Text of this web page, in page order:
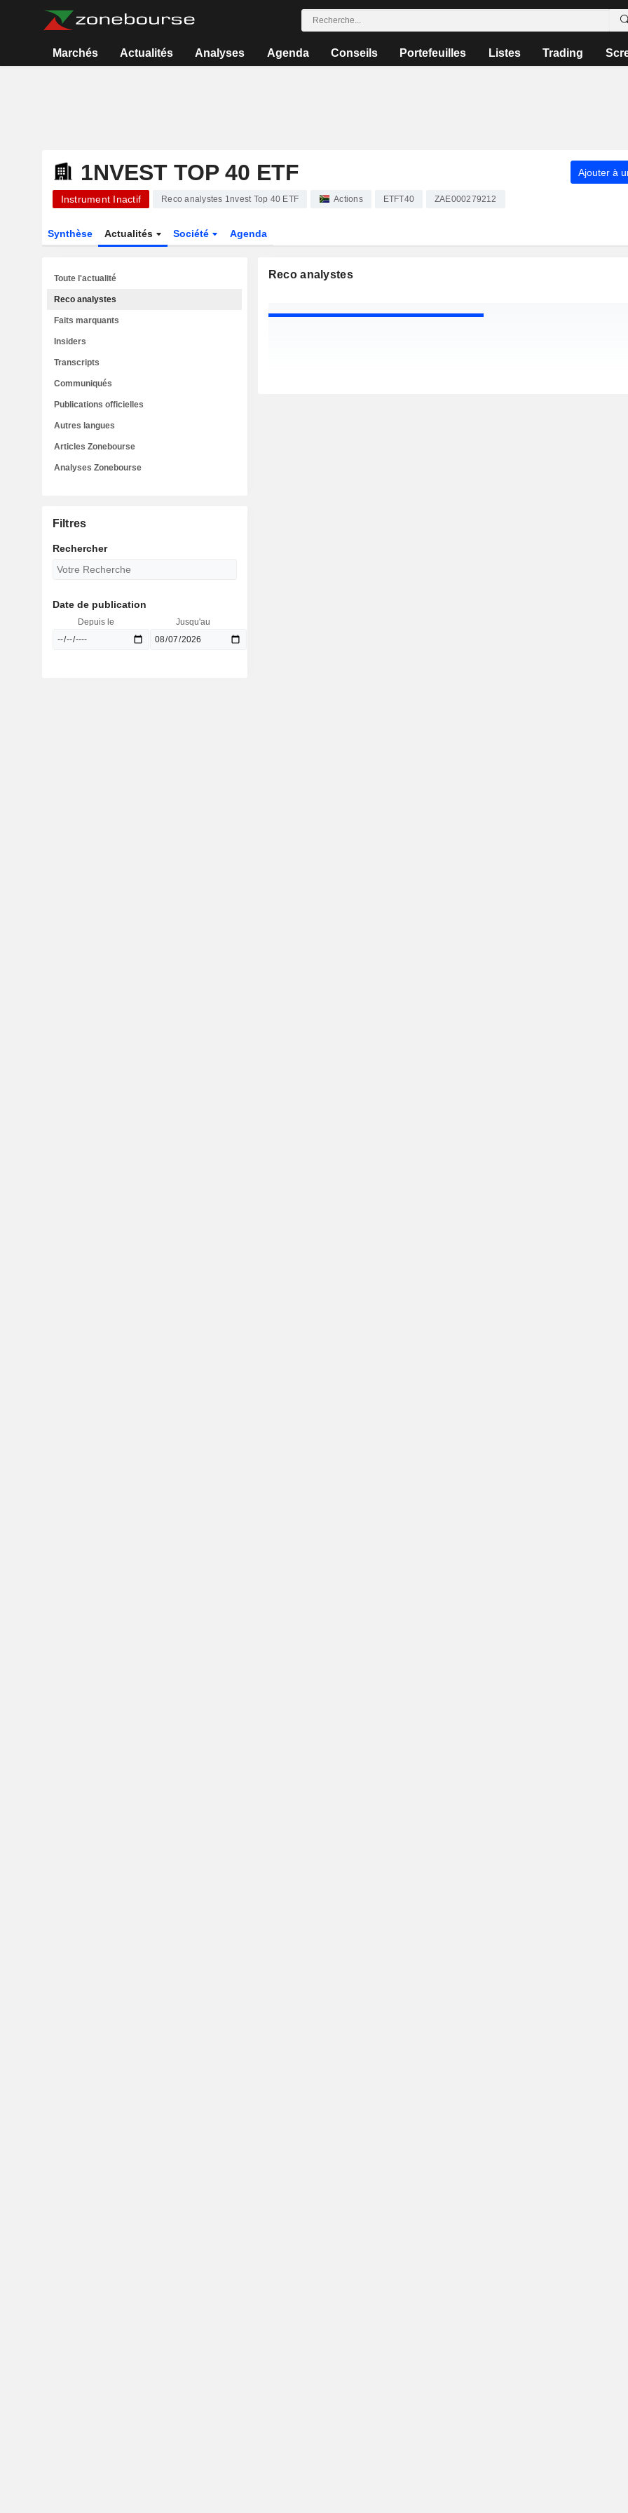
Marchés Actualités Analyses Agenda Conseils Portefeuilles Listes Trading
1NVEST TOP 40 ETF Ajouter à
Instrument Inactif Reco analystes 1nvest Top 40 ETF Actions ETFT40 ZAE000279212
Synthèse Actualités Société Agenda
Reco analystes
Toute l'actualité
Reco analystes
Faits marquants
Insiders
Transcripts
Communiqués
Publications officielles
Autres langues
Articles Zonebourse
Analyses Zonebourse
Filtres
Rechercher
Date de publication
Depuis le Jusqu'au